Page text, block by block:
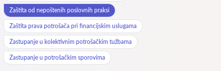
Zaštita od nepoštenih poslovnih praksi
Zaštita prava potrošača pri financijskim uslugama
Zastupanje u kolektivnim potrošačkim tužbama
Zastupanje u potrošačkim sporovima